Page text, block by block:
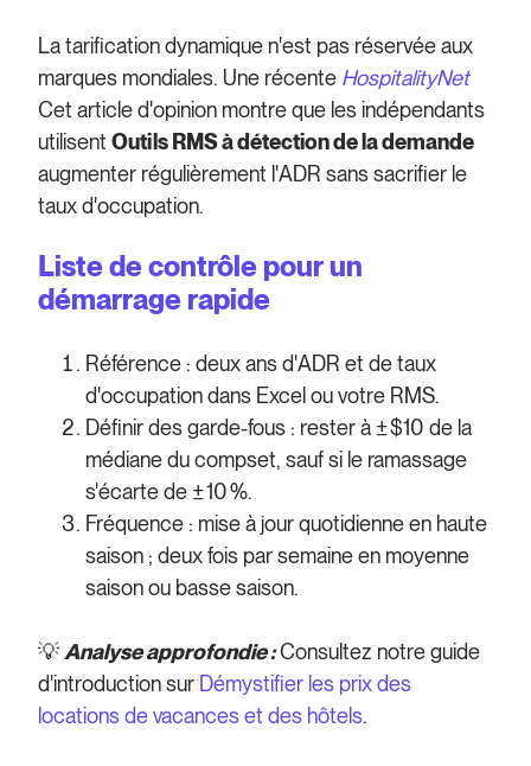
La tarification dynamique n'est pas réservée aux
marques mondiales. Une récente HospitalityNet
Cet article d'opinion montre que les indépendants
utilisentOutils RMS à détection de la demande
augmenter régulièrement l'ADR sans sacrifier le
taux d'occupation.
Liste de contrôle pour un
démarrage rapide
Référence : deux ans d'ADR et de taux
d'occupation dans Excel ou votre RMS.
Définir des garde-fous : rester à ± $10 de la
médiane du compset, sauf si le ramassage
s'écarte de ± 10 %.
Fréquence : mise à jour quotidienne en haute
saison ; deux fois par semaine en moyenne
saison ou basse saison.
💡Analyse approfondie :Consultez notre guide
d'introduction sur Démystifier les prix des
locations de vacances et des hôtels.